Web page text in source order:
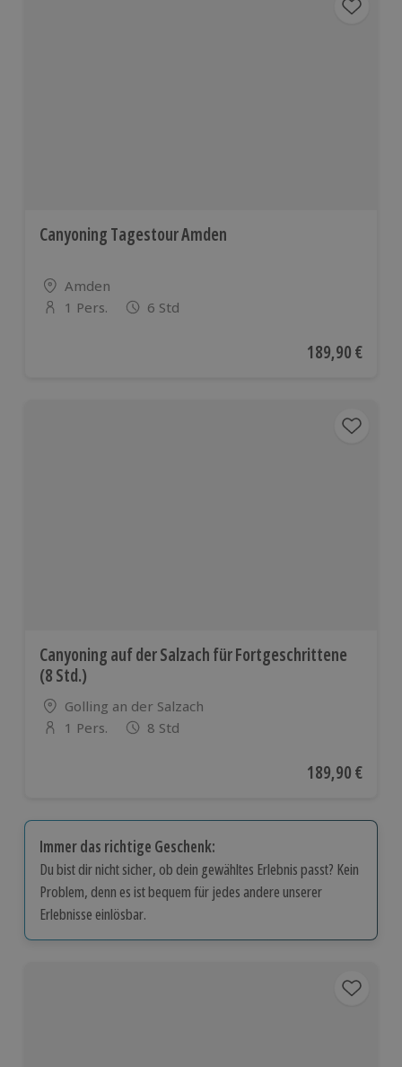
Canyoning Tagestour Amden
Standort
Amden
Anzahl der Teilnehmer
1 Pers. 6 Std
Aktueller Preis
189,90 €
Canyoning auf der Salzach für Fortgeschrittene
(8 Std.)
Standort
Golling an der Salzach
Anzahl der Teilnehmer
1 Pers. 8 Std
Aktueller Preis
189,90 €
Immer das richtige Geschenk:
Du bist dir nicht sicher, ob dein gewähltes Erlebnis passt? Kein
Problem, denn es ist bequem für jedes andere unserer
Erlebnisse einlösbar.